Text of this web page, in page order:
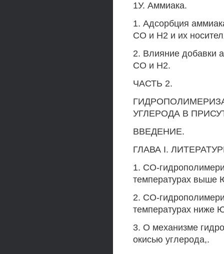
1У. Аммиака.
1. Адсорбция
СО и Н2 и их
2. Влияние добавки
СО и Н2.
ЧАСТЬ 2.
УГЛЕРОДА В
ВВЕДЕНИЕ.
ГЛАВА I.
1. СО-
температурах выше
2. СО-
температурах ниже
3. О механизме
окисью углерода,.